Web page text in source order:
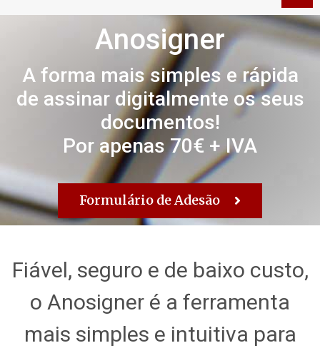
Anosigner
A forma mais simples e rápida
de assinar digitalmente os seus
documentos!
Por apenas 70€ + IVA
Formulário de Adesão
Fiável, seguro e de baixo custo,
o Anosigner é a ferramenta
mais simples e intuitiva para